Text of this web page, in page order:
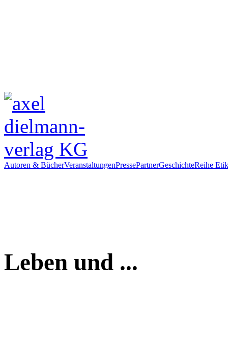
Autoren & BücherVeranstaltungenPressePartnerGeschichteReihe
Leben und ...